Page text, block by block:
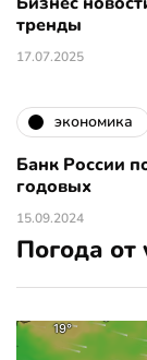
тренды
17.07.2025
экономика
Банк России
годовых
15.09.2024
Погода от